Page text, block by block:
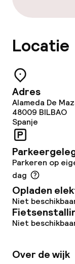
Eet- en
Bar
Eet- en
Lunch à
Diner à
Locatie
Adres
Alameda De
48009 BILBAO
Spanje
Parkeren op
dag
Opladen
Niet
Niet
Over de wijk